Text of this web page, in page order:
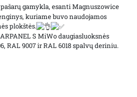
pašarų gamykla, esanti Magnuszowice
kuriame buvo naudojamos
plokštės.
S MiWo daugiasluoksnės
RAL 9007 ir RAL 6018 spalvų deriniu.